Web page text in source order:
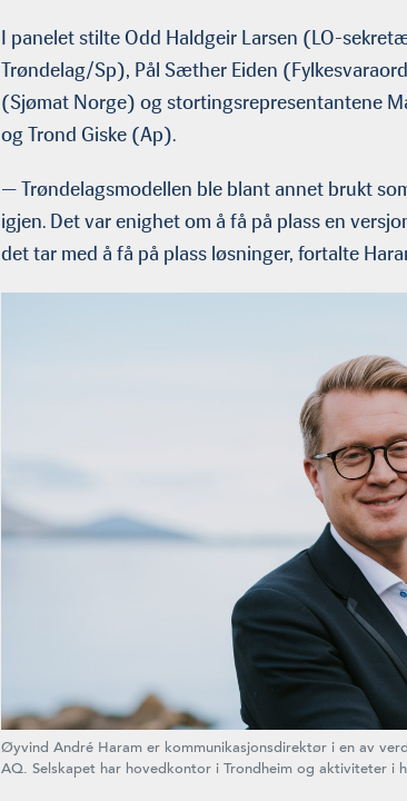
I panelet stilte Odd Haldgeir Larsen (LO-
Trøndelag/Sp), Pål Sæther Eiden
(Sjømat Norge) og stortingsrepresentantene
og Trond Giske (Ap).
— Trøndelagsmodellen ble blant annet brukt
igjen. Det var enighet om å få på plass en
det tar med å få på plass løsninger, fortalte
Øyvind André Haram er kommunikasjonsdirektør i en av
AQ. Selskapet har hovedkontor i Trondheim og aktiviteter i